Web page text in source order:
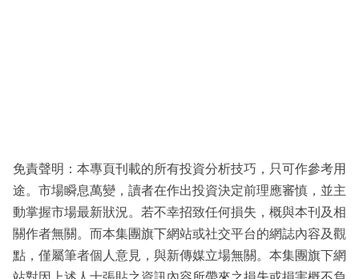
免責聲明：本專頁刊載的所有投資分析技巧，只可作參考用
途。市場瞬息萬變，讀者在作出投資決定前理應審慎，並主
動掌握市場最新狀況。若不幸招致任何損失，概與本刊及相
關作者無關。而本集團旗下網站或社交平台的網誌內容及觀
點，僅屬筆者個人意見，與新傳媒立場無關。本集團旗下網